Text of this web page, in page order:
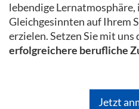
lebendige Lernatmosphäre,
Gleichgesinnten auf Ihrem
erzielen. Setzen Sie mit
erfolgreichere berufliche
Jetzt